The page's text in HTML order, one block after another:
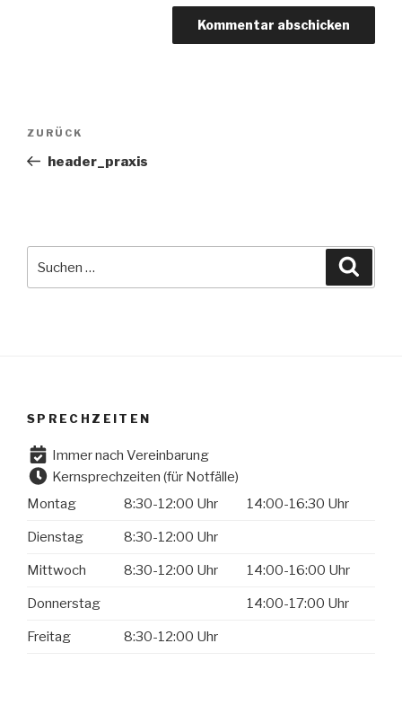
Beitrags-
Vorheriger
Beitrag
ZURÜCK
header_praxis
SPRECHZEITEN
Immer nach Vereinbarung
Kernsprechzeiten (für Notfälle)
Montag
8:30-12:00 Uhr 14:00-16:30 Uhr
Dienstag 8:30-12:00 Uhr
Mittwoch 8:30-12:00 Uhr 14:00-16:00 Uhr
Donnerstag 14:00-17:00 Uhr
Freitag 8:30-12:00 Uhr